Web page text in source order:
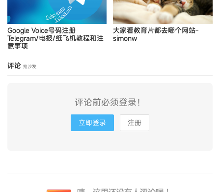
Google Voice号码注册
Telegram/电报/纸飞机教程和注
意事项
大家看教育片都去哪个网站-
simonw
评论 抢沙发
评论前必须登录！
立即登录 注册